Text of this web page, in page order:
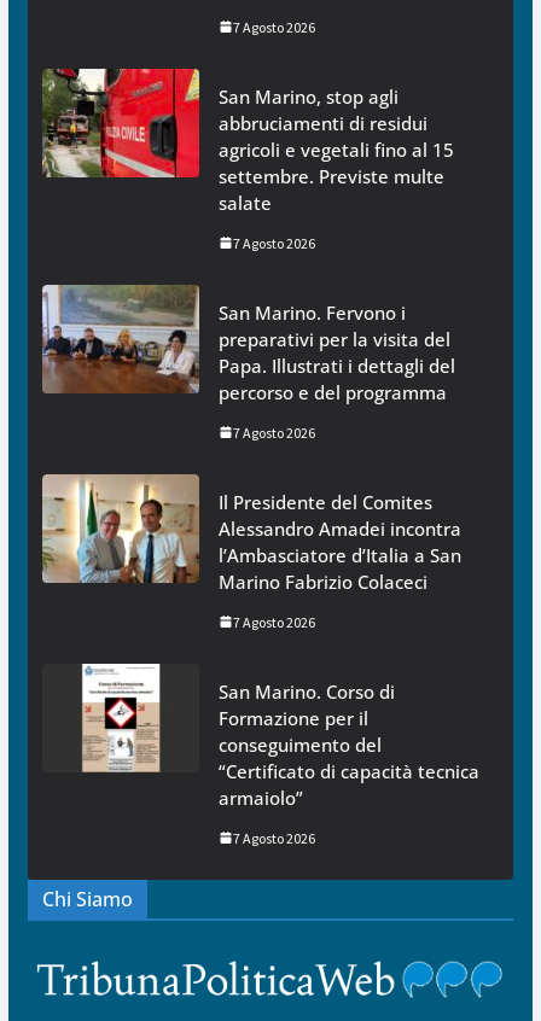
7 Agosto 2026
San Marino, stop agli
abbruciamenti di residui
agricoli e vegetali fino al 15
settembre. Previste multe
salate
7 Agosto 2026
San Marino. Fervono i
preparativi per la visita del
Papa. Illustrati i dettagli del
percorso e del programma
7 Agosto 2026
Il Presidente del Comites
Alessandro Amadei incontra
l’Ambasciatore d’Italia a San
Marino Fabrizio Colaceci
7 Agosto 2026
San Marino. Corso di
Formazione per il
conseguimento del
“Certificato di capacità tecnica
armaiolo”
7 Agosto 2026
Chi Siamo